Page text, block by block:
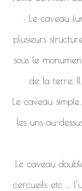
: Le caveau
plusieurs
sous le
de la terre.
Le caveau
les uns au-
Le caveau
cercueils etc ...